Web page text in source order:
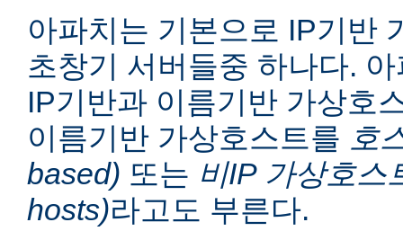
아파치는 기본으로 IP기반
초창기 서버들중 하나다.
IP기반과 이름기반 가상호
이름기반 가상호스트를 호
based) 또는 비IP 가상호스
hosts)라고도 부른다.